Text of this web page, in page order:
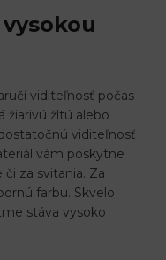
viditeľnosť počas
žiarivú žltú alebo
viditeľnosť
vám poskytne
za svitania. Za
farbu. Skvelo
stáva vysoko